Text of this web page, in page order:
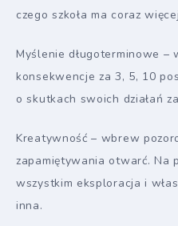
czego szkoła ma coraz
Myślenie długoterminowe –
konsekwencje za 3, 5, 10
o skutkach swoich działań
Kreatywność – wbrew
zapamiętywania otwarć. Na
wszystkim eksploracja i
inna.